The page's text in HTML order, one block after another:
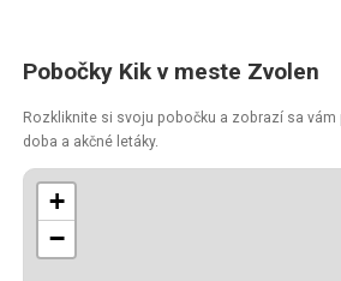
Pobočky Kik v meste Zvolen
Rozkliknite si svoju pobočku a zobrazí sa
doba a akčné letáky.
+
−